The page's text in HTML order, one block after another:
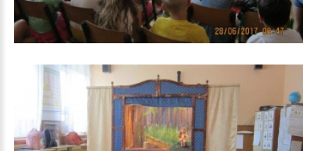
Kašpárek_2